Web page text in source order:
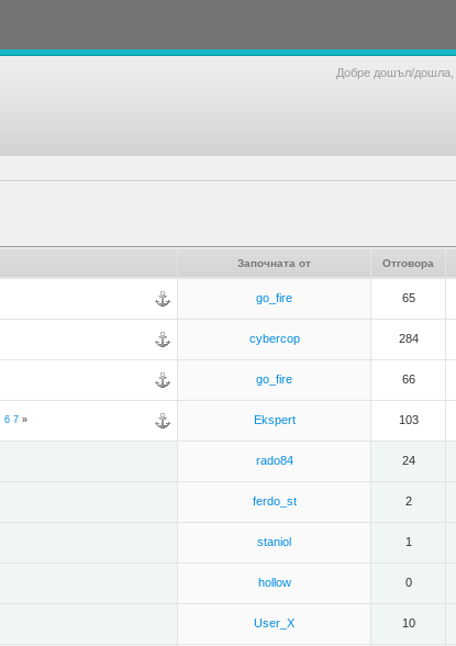
Добре дошъл/дошла,
Започната от Отговора
go_fire 65
cybercop 284
go_fire 66
6 7» Ekspert 103
rado84 24
ferdo_st 2
staniol 1
hollow 0
User_X 10